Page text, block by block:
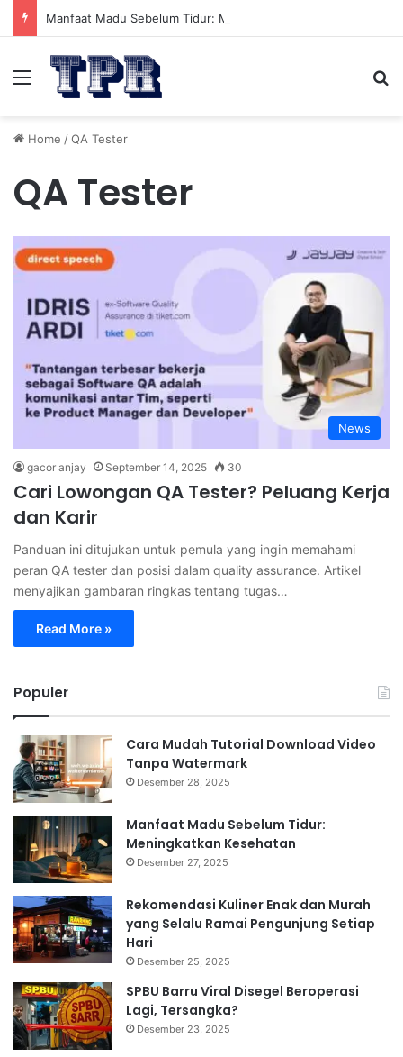
Manfaat Madu Sebelum Tidur: Meningkatkan Kesehatan
Menu
Home /QA Tester
QA Tester
News
gacor anjay September 14, 2025 30
Cari Lowongan QA Tester? Peluang Kerja
dan Karir
Panduan ini ditujukan untuk pemula yang ingin memahami
peran QA tester dan posisi dalam quality assurance. Artikel
menyajikan gambaran ringkas tentang tugas…
Read More »
Populer
Cara Mudah Tutorial Download Video
Tanpa Watermark
Desember 28, 2025
Manfaat Madu Sebelum Tidur:
Meningkatkan Kesehatan
Desember 27, 2025
Rekomendasi Kuliner Enak dan Murah
yang Selalu Ramai Pengunjung Setiap
Hari
Desember 25, 2025
SPBU Barru Viral Disegel Beroperasi
Lagi, Tersangka?
Desember 23, 2025